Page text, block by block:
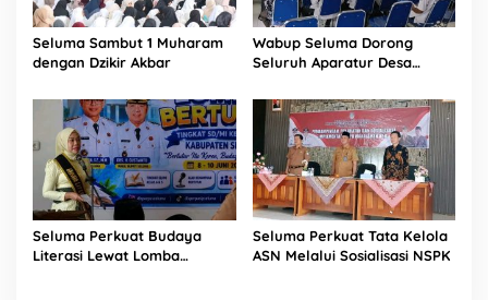
Seluma Sambut 1 Muharam
dengan Dzikir Akbar
Wabup Seluma Dorong
Seluruh Aparatur Desa
Seluma Perkuat Budaya
Literasi Lewat Lomba
Seluma Perkuat Tata Kelola
ASN Melalui Sosialisasi NSPK